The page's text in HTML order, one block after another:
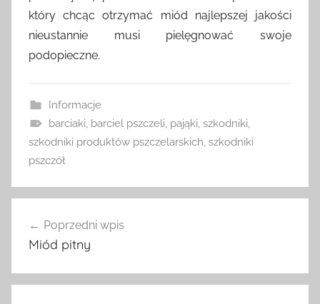
który chcąc otrzymać miód najlepszej jakości
nieustannie musi pielęgnować swoje
podopieczne.
Informacje
barciaki, barciel pszczeli, pająki, szkodniki,
szkodniki produktów pszczelarskich, szkodniki
pszczół
wpisu
Poprzedni wpis
Miód pitny